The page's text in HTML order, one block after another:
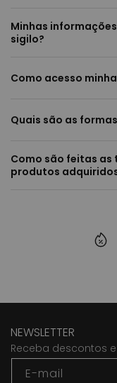
Minhas
sigilo?
Como acesso
Quais são as
Como são feitas as
produtos
NEWSLETTER
Receba descontos
E-mail